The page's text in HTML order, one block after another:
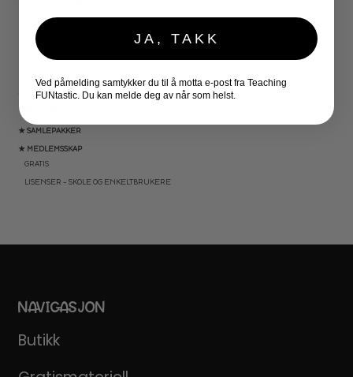
PLANLEGGERE
KLASSEROMSDEKOR
KLASSELEDELSE
★ SPILL
★ SAMLEPAKKER
★ MEDLEMSSKAP
GRATIS
LISENSER – SKOLE OG ENKELTBRUKERE
NAVIGASJON
Butikk
JA, TAKK
Ved påmelding samtykker du til å motta e-post fra Teaching
FUNtastic. Du kan melde deg av når som helst.